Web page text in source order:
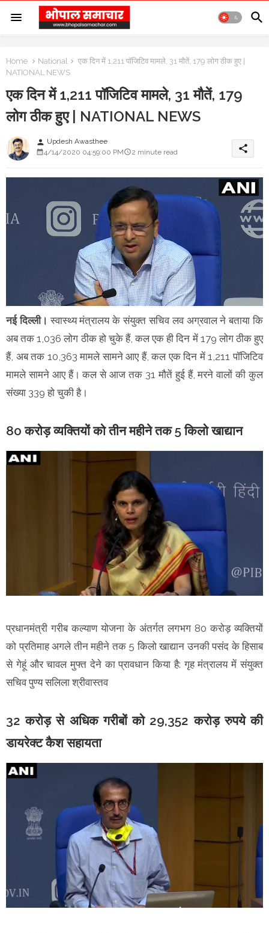
Home National
एक दिन में 1,211 पॉजिटिव मामले, 31 मौतें, 179 लोग ठीक हुए |
NATIONAL NEWS
एक दिन में 1,211 पॉजिटिव मामले, 31 मौतें, 179
लोग ठीक हुए | NATIONAL NEWS
person Updesh Awasthee
4/14/2020 04:59:00 PM
2 minute read share
नई दिल्ली। स्वास्थ्य मंत्रालय के संयुक्त सचिव लव अग्रवाल ने बताया कि
अब तक 1,036 लोग ठीक हो चुके हैं, कल एक ही दिन में 179 लोग ठीक हुए
हैं, अब तक 10,363 मामले सामने आए हैं, कल एक दिन में 1,211 पॉजिटिव
मामले सामने आए हैं। कल से आज तक 31 मौतें हुई हैं, मरने वालों की कुल
संख्या 339 हो चुकी है।
80 करोड़ व्यक्तियों को तीन महीने तक 5 किलो खाद्यान
प्रधानमंत्री गरीब कल्याण योजना के अंतर्गत लगभग 80 करोड़ व्यक्तियों
को प्रतिमाह अगले तीन महीने तक 5 किलो खाद्यान उनकी पसंद के हिसाब
से गेहूं और चावल मुफ्त देने का प्रावधान किया है: गृह मंत्रालय में संयुक्त
सचिव पुण्य सलिला श्रीवास्तव
32 करोड़ से अधिक गरीबों को 29,352 करोड़ रुपये की
डायरेक्ट कैश सहायता